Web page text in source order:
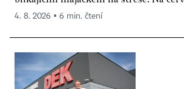
4. 8. 2026 ▪ 6 min. čtení